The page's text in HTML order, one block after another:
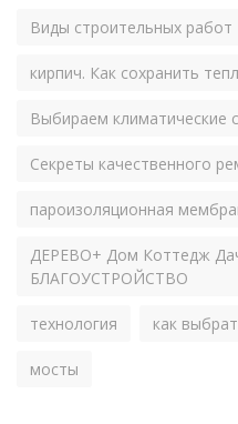
Виды строительных работ
кирпич. Как сохранить
Выбираем климатические
Секреты качественного
пароизоляционная
ДЕРЕВО+ Дом Коттедж
БЛАГОУСТРОЙСТВО
технология как
мосты